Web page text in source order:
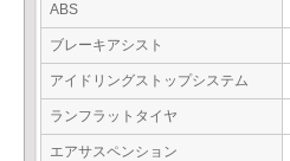
ABS
ブレーキアシスト
アイドリングストップシステム
ランフラットタイヤ
エアサスペンション